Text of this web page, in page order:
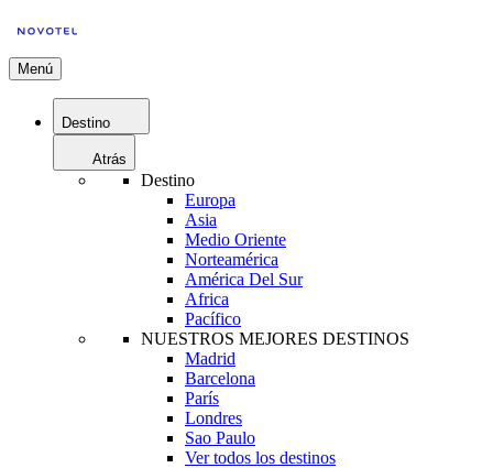
Menú
Destino
Atrás
Destino
Europa
Asia
Medio Oriente
Norteamérica
América Del Sur
Africa
Pacífico
NUESTROS MEJORES DESTINOS
Madrid
Barcelona
París
Londres
Sao Paulo
Ver todos los destinos